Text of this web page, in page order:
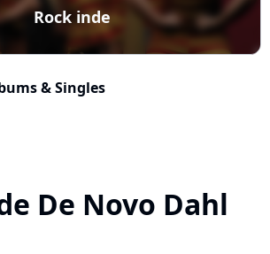
Rock inde
& Singles
De Novo Dahl